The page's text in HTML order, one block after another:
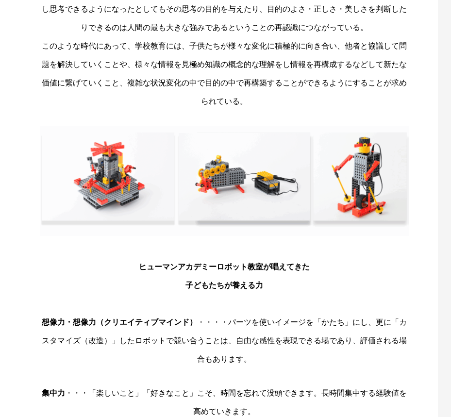
し思考できるようになったとしてもその思考の目的を与えたり、目的のよさ・正しさ・美しさを判断した
りできるのは人間の最も大きな強みであるということの再認識につながっている。
このような時代にあって、学校教育には、子供たちが様々な変化に積極的に向き合い、他者と協議して問
題を解決していくことや、様々な情報を見極め知識の概念的な理解をし情報を再構成するなどして新たな
価値に繋げていくこと、複雑な状況変化の中で目的の中で再構築することができるようにすることが求め
られている。
ヒューマンアカデミーロボット教室が唱えてきた
子どもたちが養える力
想像力・想像力（クリエイティブマインド） ・・・・パーツを使いイメージを「かたち」にし、更に「カ
スタマイズ（改造）」したロボットで競い合うことは、自由な感性を表現できる場であり、評価される場
合もあります。
集中力 ・・・「楽しいこと」「好きなこと」こそ、時間を忘れて没頭できます。長時間集中する経験値を
高めていきます。